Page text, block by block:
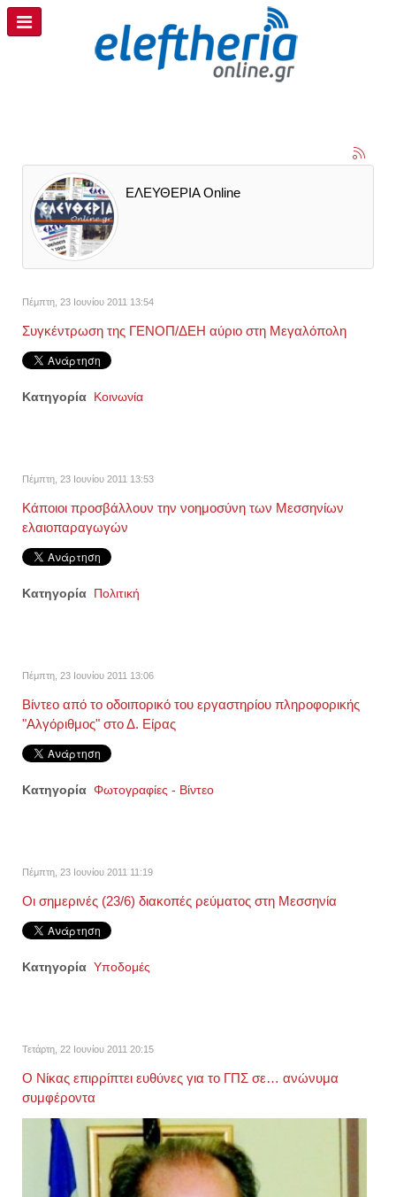
ΕΛΕΥΘΕΡΙΑ Online
Πέμπτη, 23 Ιουνίου 2011 13:54
Συγκέντρωση της ΓΕΝΟΠ/ΔΕΗ αύριο στη Μεγαλόπολη
Κατηγορία Κοινωνία
Πέμπτη, 23 Ιουνίου 2011 13:53
Κάποιοι προσβάλλουν την νοημοσύνη των Μεσσηνίων
ελαιοπαραγωγών
Κατηγορία Πολιτική
Πέμπτη, 23 Ιουνίου 2011 13:06
Βίντεο από το οδοιπορικό του εργαστηρίου πληροφορικής
"Αλγόριθμος" στο Δ. Είρας
Κατηγορία Φωτογραφίες - Βίντεο
Πέμπτη, 23 Ιουνίου 2011 11:19
Οι σημερινές (23/6) διακοπές ρεύματος στη Μεσσηνία
Κατηγορία Υποδομές
Τετάρτη, 22 Ιουνίου 2011 20:15
Ο Νίκας επιρρίπτει ευθύνες για το ΓΠΣ σε… ανώνυμα
συμφέροντα